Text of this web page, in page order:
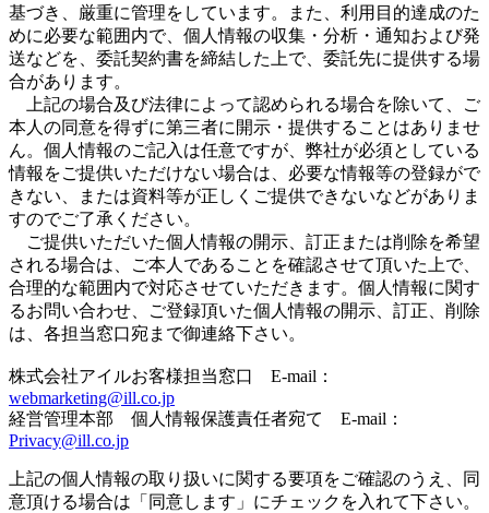
基づき、厳重に管理をしています。また、利用目的達成のた
めに必要な範囲内で、個人情報の収集・分析・通知および発
送などを、委託契約書を締結した上で、委託先に提供する場
合があります。
上記の場合及び法律によって認められる場合を除いて、ご
本人の同意を得ずに第三者に開示・提供することはありませ
ん。個人情報のご記入は任意ですが、弊社が必須としている
情報をご提供いただけない場合は、必要な情報等の登録がで
きない、または資料等が正しくご提供できないなどがありま
すのでご了承ください。
ご提供いただいた個人情報の開示、訂正または削除を希望
される場合は、ご本人であることを確認させて頂いた上で、
合理的な範囲内で対応させていただきます。個人情報に関す
るお問い合わせ、ご登録頂いた個人情報の開示、訂正、削除
は、各担当窓口宛まで御連絡下さい。
株式会社アイルお客様担当窓口 E-mail：
webmarketing@ill.co.jp
経営管理本部 個人情報保護責任者宛て E-mail：
Privacy@ill.co.jp
上記の個人情報の取り扱いに関する要項をご確認のうえ、同
意頂ける場合は「同意します」にチェックを入れて下さい。